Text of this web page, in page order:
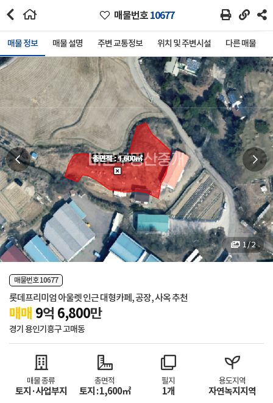
매물번호10677
매물 정보 매물 설명 주변 교통정보 위치 및 주변시설 다른 매물
1 / 2
매물번호 10677
롯데프리미엄 아울렛 인근 대형카페, 공장, 사옥 추천
매매 9억 6,800만
경기 용인기흥구 고매동
매물 종류
토지·사업부지
총면적
토지 : 1,600㎡
필지
1개
용도지역
자연녹지지역